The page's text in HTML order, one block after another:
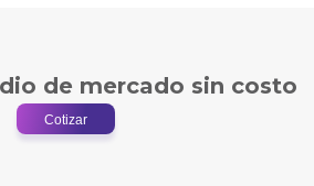
de mercado sin costo
Cotizar